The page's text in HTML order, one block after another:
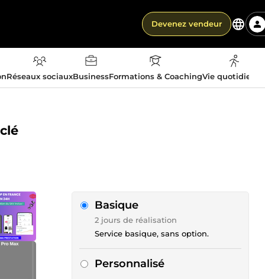
Devenez vendeur
Réseaux sociauxBusinessFormations & CoachingVie
Basique
2 jours de réalisation
Service basique, sans option.
Personnalisé